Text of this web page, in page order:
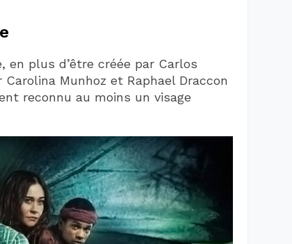
en plus d’être créée par Carlos
Munhoz et Raphael Draccon
reconnu au moins un visage